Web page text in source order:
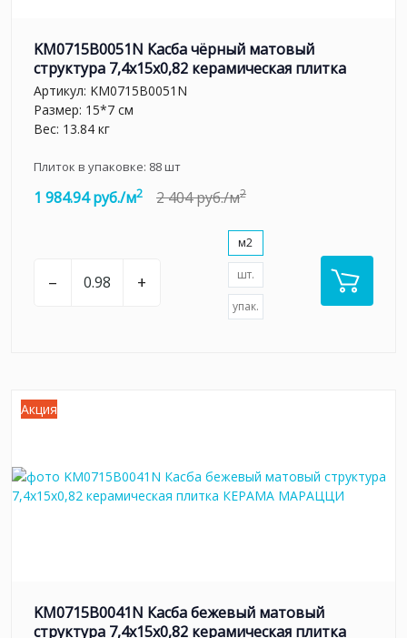
KM0715B0051N Касба чёрный матовый
структура 7,4x15x0,82 керамическая плитка
Артикул: KM0715B0051N
Размер: 15*7 см
Вес: 13.84 кг
Плиток в упаковке: 88шт
1 984.94 руб./м2 2 404 руб./м2
– +
м2
шт.
упак.
Акция
KM0715B0041N Касба бежевый матовый
структура 7,4x15x0,82 керамическая плитка